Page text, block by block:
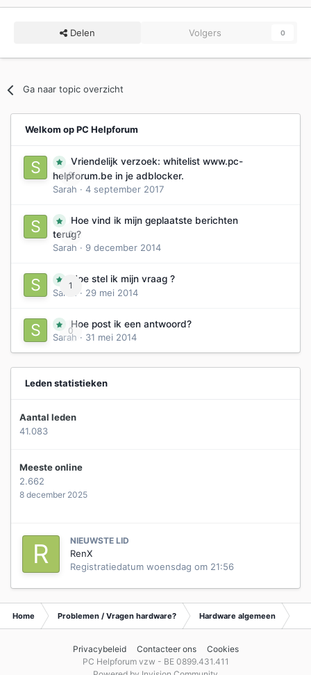
Delen Volgers 0
Ga naar topic overzicht
Welkom op PC Helpforum
0
Vriendelijk verzoek: whitelist www.pc-
helpforum.be in je adblocker.
Sarah · 4 september 2017
0
Hoe vind ik mijn geplaatste berichten
terug?
Sarah · 9 december 2014
1
Hoe stel ik mijn vraag ?
Sarah
· 29 mei 2014
0
Hoe post ik een antwoord?
Sarah · 31 mei 2014
Leden statistieken
Aantal leden
41.083
Meeste online
2.662
8 december 2025
NIEUWSTE LID
RenX
Registratiedatum woensdag om 21:56
Home Problemen / Vragen hardware? Hardware algemeen
Privacybeleid Contacteer ons
Cookies
PC Helpforum vzw - BE 0899.431.411